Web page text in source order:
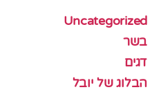
Uncategorized
בשר
דגים
הבלוג של יובל